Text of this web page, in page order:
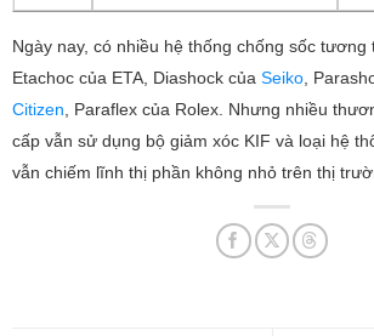
Ngày nay, có nhiều hệ thống chống sốc
Etachoc của ETA, Diashock của Seiko,
Citizen, Paraflex của Rolex. Nhưng nhiều
cấp vẫn sử dụng bộ giảm xóc KIF và loại hệ
vẫn chiếm lĩnh thị phần không nhỏ trên thị